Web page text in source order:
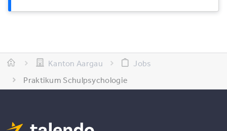
Kanton Aargau
Jobs
Praktikum Schulpsychologie